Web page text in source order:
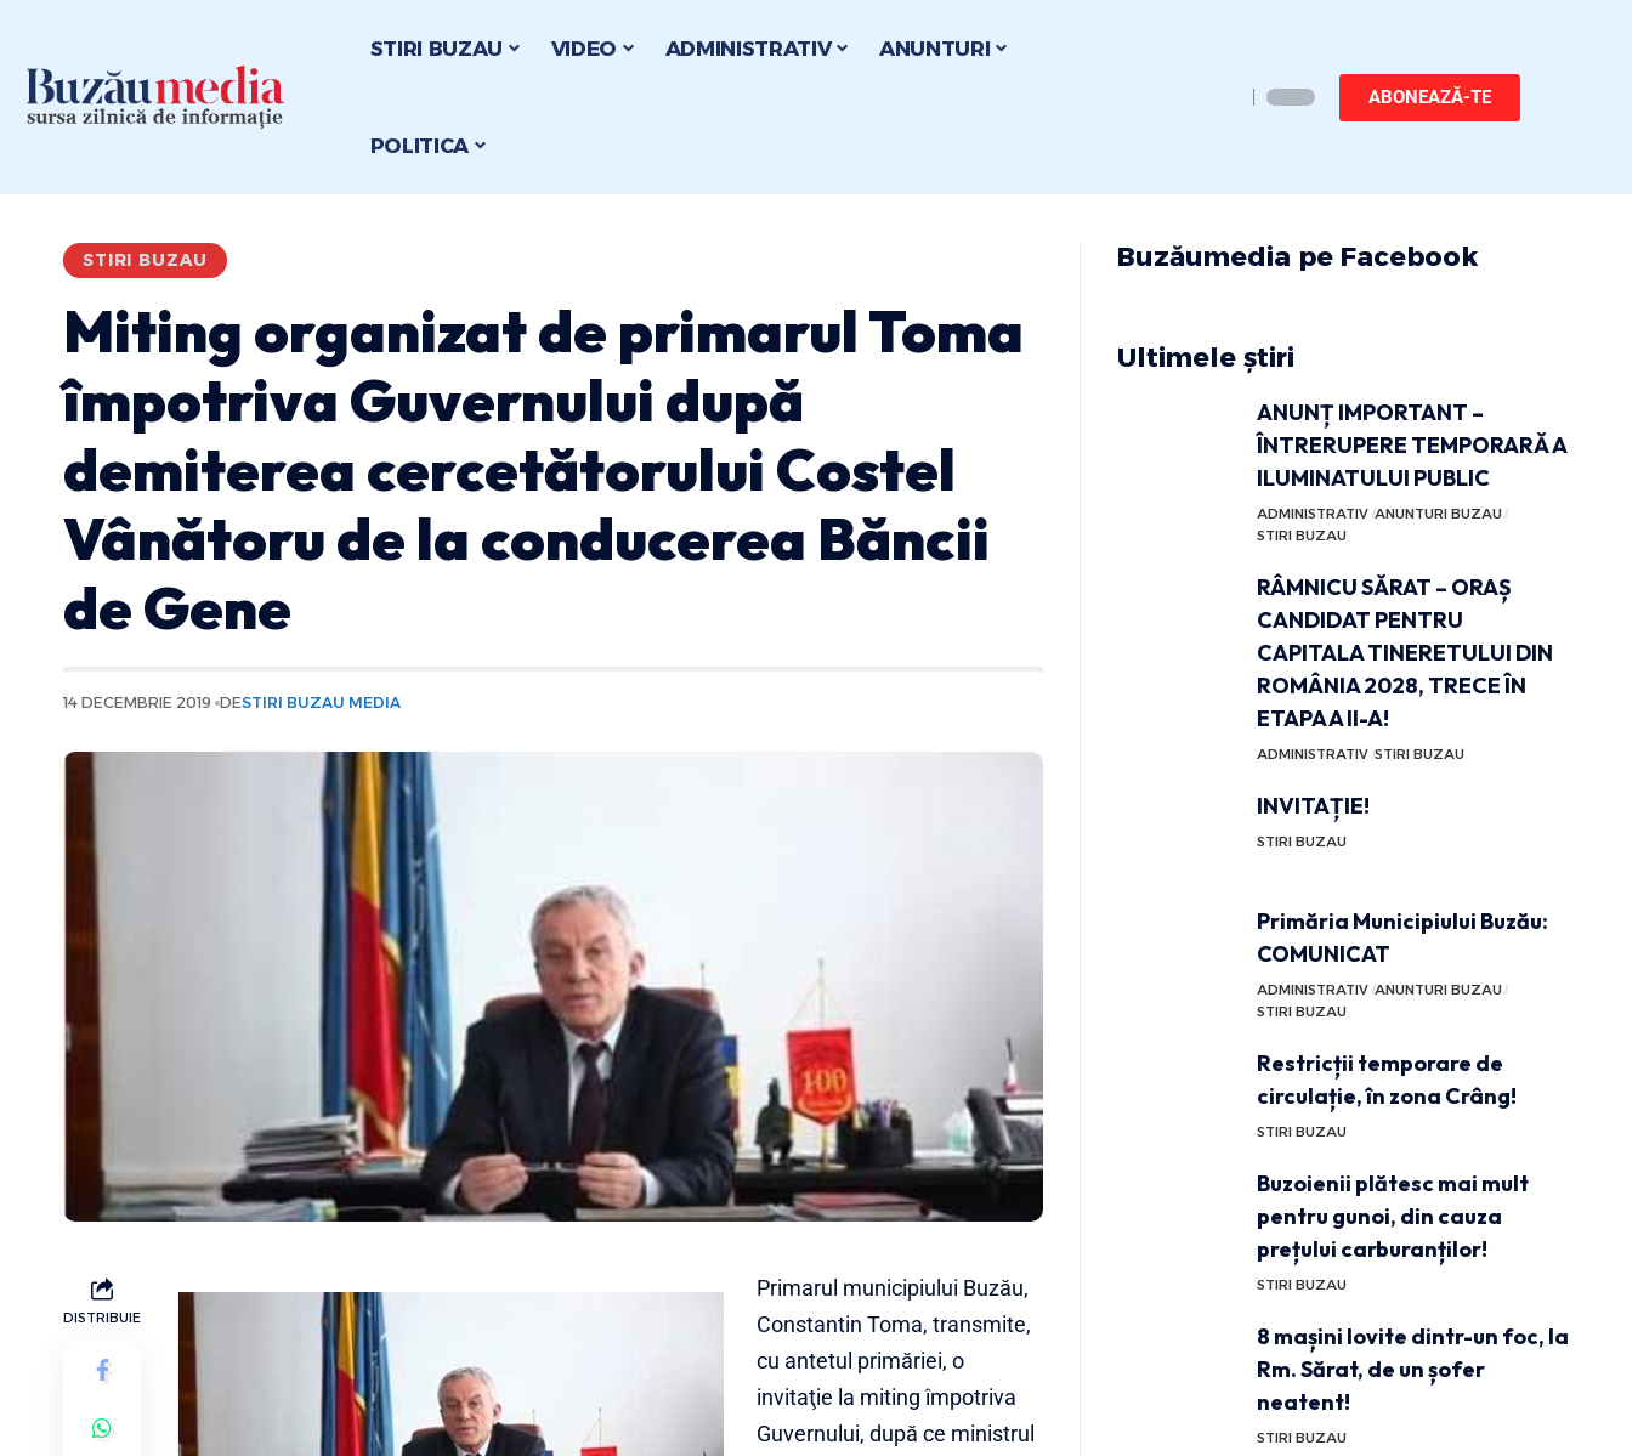
STIRI BUZAU VIDEO ADMINISTRATIV ANUNTURI
POLITICA
ABONEAZĂ-TE
STIRI BUZAU
Miting organizat de primarul Toma
împotriva Guvernului după
demiterea cercetătorului Costel
Vânătoru de la conducerea Băncii
de Gene
14 DECEMBRIE 2019 DESTIRI BUZAU MEDIA
DISTRIBUIE
Primarul municipiului Buzău,
Constantin Toma, transmite,
cu antetul primăriei, o
invitaţie la miting împotriva
Guvernului, după ce ministrul
Buzăumedia pe Facebook
Ultimele știri
ANUNȚ IMPORTANT –
ÎNTRERUPERE TEMPORARĂ A
ILUMINATULUI PUBLIC
ADMINISTRATIV ANUNTURI BUZAU
STIRI BUZAU
RÂMNICU SĂRAT – ORAȘ
CANDIDAT PENTRU
CAPITALA TINERETULUI DIN
ROMÂNIA 2028, TRECE ÎN
ETAPA A II-A!
ADMINISTRATIV STIRI BUZAU
INVITAȚIE!
STIRI BUZAU
Primăria Municipiului Buzău:
COMUNICAT
ADMINISTRATIV ANUNTURI BUZAU
STIRI BUZAU
Restricții temporare de
circulație, în zona Crâng!
STIRI BUZAU
Buzoienii plătesc mai mult
pentru gunoi, din cauza
prețului carburanților!
STIRI BUZAU
8 mașini lovite dintr-un foc, la
Rm. Sărat, de un șofer
neatent!
STIRI BUZAU